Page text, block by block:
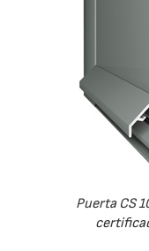
Puerta CS